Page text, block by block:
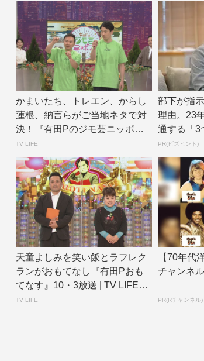
かまいたち、トレエン、からし
蓮根、納言らがご当地ネタで対
決！『有田Pのジモ芸ニッポ
ン』10・24放送...
TV LIFE
部下が指
理由。23
通する「3
PR(ビズヒント)
天童よしみを笑い飯とラフレク
ランがおもてなし『有田Pおも
てなす』10・3放送 | TV LIFE
w...
TV LIFE
【70年代
チャンネ
PR(Rチャンネル)